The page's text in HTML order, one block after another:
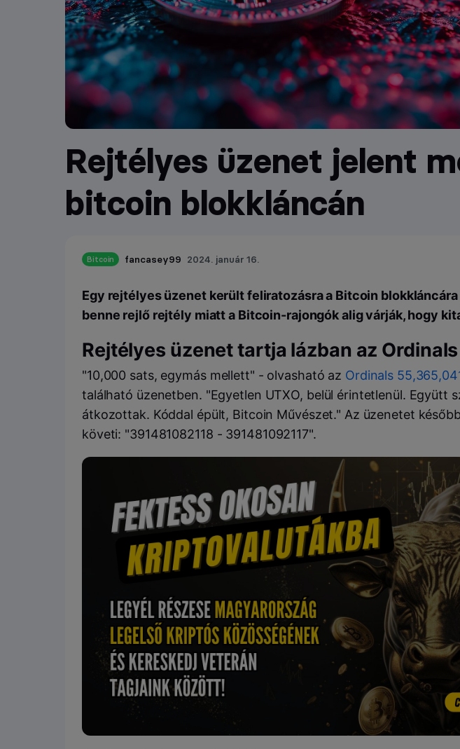
Rejtélyes üzenet jelent
bitcoin blokkláncán
Bitcoin fancasey99 2024. január 16.
Egy rejtélyes üzenet került feliratozásra a Bitcoin blokkláncára
benne rejlő rejtély miatt a Bitcoin-rajongók alig várják, hogy
Rejtélyes üzenet tartja lázban az
"10,000 sats, egymás mellett" - olvasható az Ordinals
található üzenetben. "Egyetlen UTXO, belül érintetlenül. Együtt
átkozottak. Kóddal épült, Bitcoin Művészet." Az üzenetet
követi: "391481082118 - 391481092117".